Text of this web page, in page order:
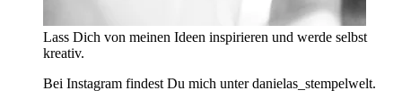
Lass Dich von meinen Ideen inspirieren und werde selbst
kreativ.
Bei Instagram findest Du mich unter danielas_stempelwelt.